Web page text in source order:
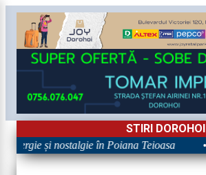
STIRI DOROHOI
și nostalgie în Poiana Teioasa